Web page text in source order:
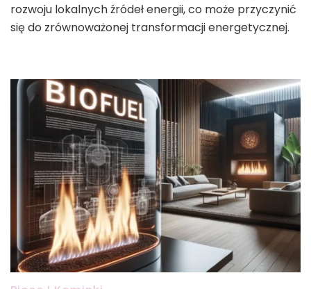
rozwoju lokalnych źródeł energii, co może przyczynić
się do zrównoważonej transformacji energetycznej.